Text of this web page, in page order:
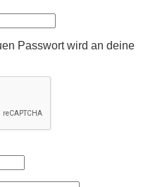
Passwort wird an deine